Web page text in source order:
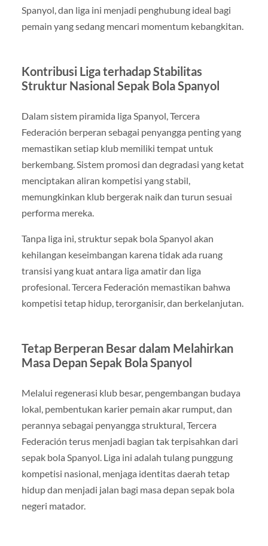
Spanyol, dan liga ini menjadi penghubung ideal bagi
pemain yang sedang mencari momentum kebangkitan.
Kontribusi Liga terhadap Stabilitas
Struktur Nasional Sepak Bola Spanyol
Dalam sistem piramida liga Spanyol, Tercera
Federación berperan sebagai penyangga penting yang
memastikan setiap klub memiliki tempat untuk
berkembang. Sistem promosi dan degradasi yang ketat
menciptakan aliran kompetisi yang stabil,
memungkinkan klub bergerak naik dan turun sesuai
performa mereka.
Tanpa liga ini, struktur sepak bola Spanyol akan
kehilangan keseimbangan karena tidak ada ruang
transisi yang kuat antara liga amatir dan liga
profesional. Tercera Federación memastikan bahwa
kompetisi tetap hidup, terorganisir, dan berkelanjutan.
Tetap Berperan Besar dalam Melahirkan
Masa Depan Sepak Bola Spanyol
Melalui regenerasi klub besar, pengembangan budaya
lokal, pembentukan karier pemain akar rumput, dan
perannya sebagai penyangga struktural, Tercera
Federación terus menjadi bagian tak terpisahkan dari
sepak bola Spanyol. Liga ini adalah tulang punggung
kompetisi nasional, menjaga identitas daerah tetap
hidup dan menjadi jalan bagi masa depan sepak bola
negeri matador.